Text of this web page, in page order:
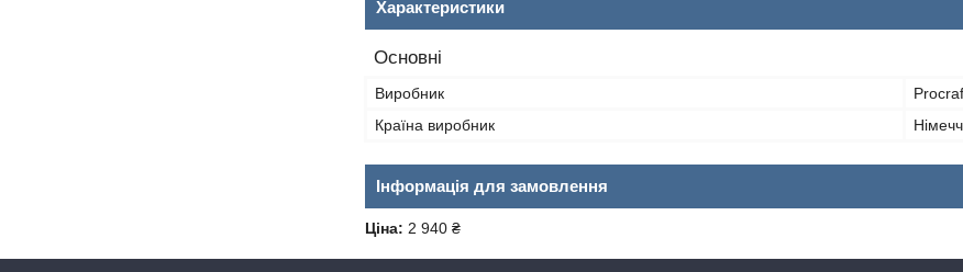
Характеристики
Основні
Виробник
Країна виробник
Інформація для замовлення
Ціна: 2 940 ₴